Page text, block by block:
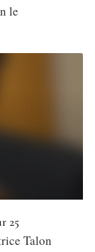
le
25
Talon